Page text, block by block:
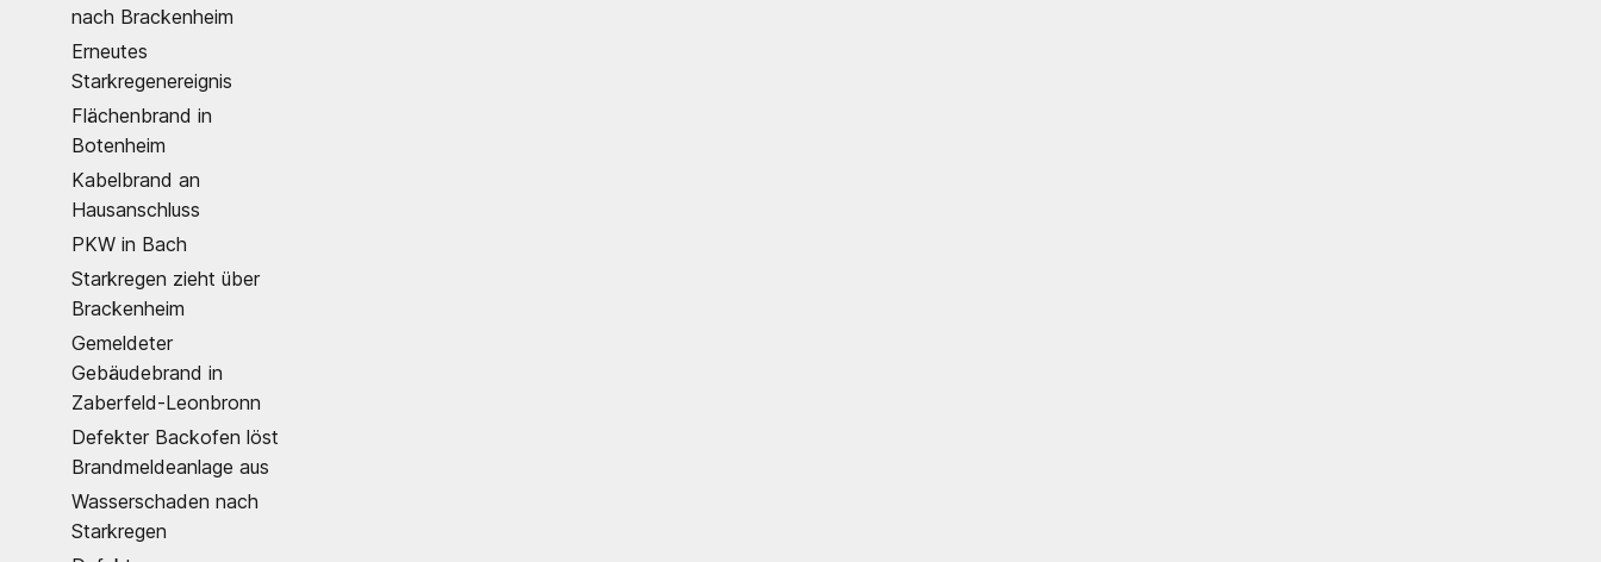
nach Brackenheim
Erneutes
Starkregenereignis
Flächenbrand in
Botenheim
Kabelbrand an
Hausanschluss
PKW in Bach
Starkregen zieht über
Brackenheim
Gemeldeter
Gebäudebrand in
Zaberfeld-Leonbronn
Defekter Backofen löst
Brandmeldeanlage aus
Wasserschaden nach
Starkregen